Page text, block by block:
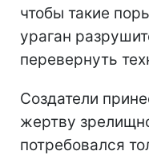
чтобы такие
ураган
перевернуть
Создатели
жертву
потребовался